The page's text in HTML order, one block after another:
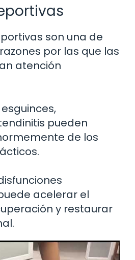
son una de
por las que las
atención
pueden
de los
acelerar el
y restaurar